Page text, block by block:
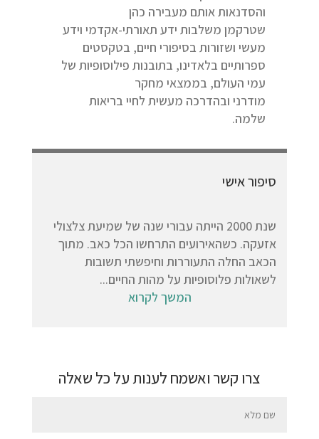
והסדנאות אותם מעבירה כהן
שטרקמן משלבות ידע תאורתי-אקדמי וידע
מעשי ושזורות בסיפורי חיים, בטקסטים
ספרותיים בלאדינו, בתובנות פילוסופיות של
עמי העולם, בממצאי מחקר
מודרני ובהדרכה מעשית לחיי בריאות
שלמה.
סיפור אישי
שנת 2000 הייתה עבורי שנה של שמיעת צלצולי
אזעקה. כשהאירועים התרחשו הכל כאב. מתוך
הכאב החלה התעוררות וחיפשתי תשובות
לשאולות פלוסופיות על מהות החיים...
המשך לקרוא
צרו קשר ואשמח לענות על כל שאלה